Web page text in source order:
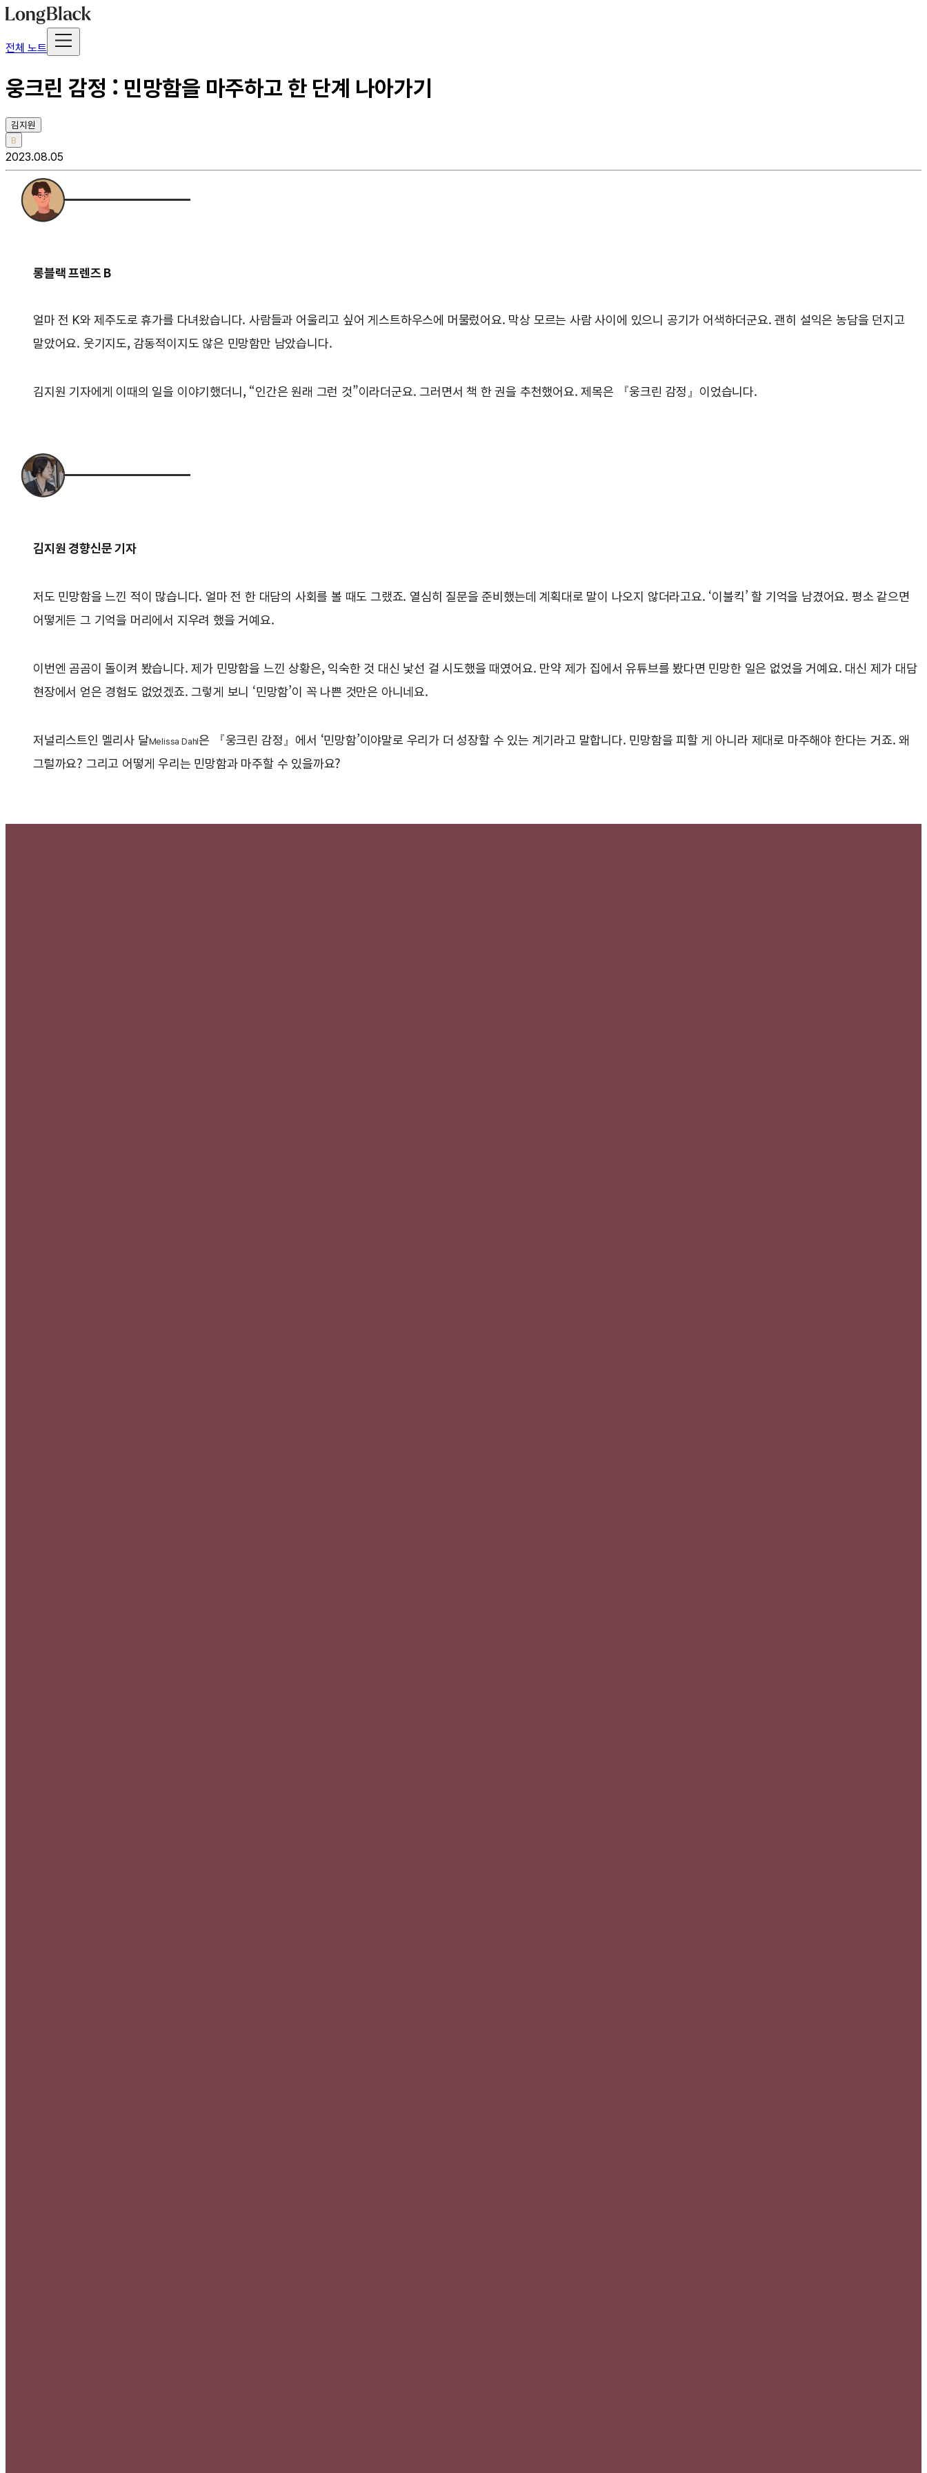
전체 노트
웅크린 감정 : 민망함을 마주하고 한 단계 나아가기
김지원
B
2023.08.05
롱블랙 프렌즈 B
얼마 전 K와 제주도로 휴가를 다녀왔습니다. 사람들과 어울리고 싶어 게스트하우스에 머물렀어요. 막상 모르는 사람 사이에 있으니 공기가 어색하더군요. 괜히 설익은 농담을 던지고
말았어요. 웃기지도, 감동적이지도 않은 민망함만 남았습니다.
김지원 기자에게 이때의 일을 이야기했더니, “인간은 원래 그런 것”이라더군요. 그러면서 책 한 권을 추천했어요. 제목은 『웅크린 감정』이었습니다.
김지원 경향신문 기자
저도 민망함을 느낀 적이 많습니다. 얼마 전 한 대담의 사회를 볼 때도 그랬죠. 열심히 질문을 준비했는데 계획대로 말이 나오지 않더라고요. ‘이불킥’ 할 기억을 남겼어요. 평소 같으면
어떻게든 그 기억을 머리에서 지우려 했을 거예요.
이번엔 곰곰이 돌이켜 봤습니다. 제가 민망함을 느낀 상황은, 익숙한 것 대신 낯선 걸 시도했을 때였어요. 만약 제가 집에서 유튜브를 봤다면 민망한 일은 없었을 거예요. 대신 제가 대담
현장에서 얻은 경험도 없었겠죠. 그렇게 보니 ‘민망함’이 꼭 나쁜 것만은 아니네요.
저널리스트인 멜리사 달Melissa Dahl은 『웅크린 감정』에서 ‘민망함’이야말로 우리가 더 성장할 수 있는 계기라고 말합니다. 민망함을 피할 게 아니라 제대로 마주해야 한다는 거죠. 왜
그럴까요? 그리고 어떻게 우리는 민망함과 마주할 수 있을까요?